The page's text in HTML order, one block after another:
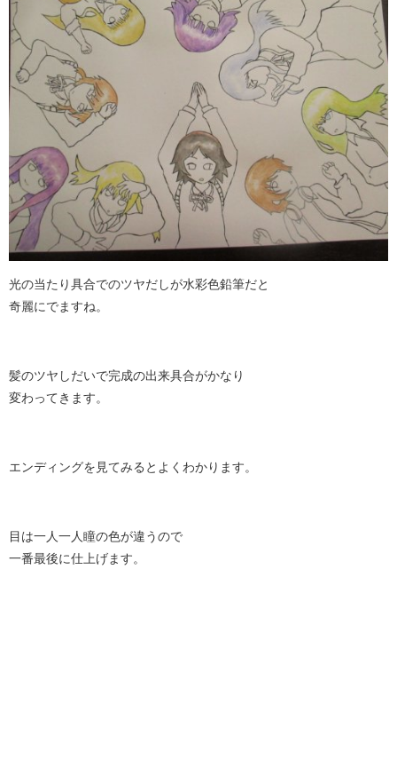
光の当たり具合でのツヤだしが水彩色鉛筆だと
奇麗にでますね。
髪のツヤしだいで完成の出来具合がかなり
変わってきます。
エンディングを見てみるとよくわかります。
目は一人一人瞳の色が違うので
一番最後に仕上げます。